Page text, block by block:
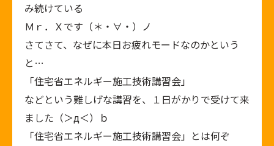
み続けている
Ｍｒ．Ｘです（＊・∀・）ノ
さてさて、なぜに本日お疲れモードなのかという
と…
「住宅省エネルギー施工技術講習会」
などという難しげな講習を、１日がかりで受けて来
ました（＞д＜）ｂ
「住宅省エネルギー施工技術講習会」とは何ぞ